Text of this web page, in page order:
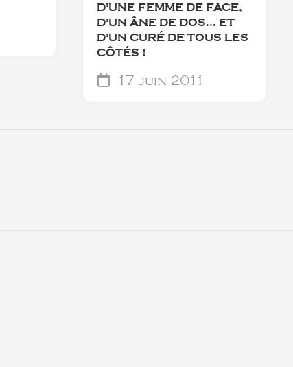
D'UNE FEMME DE FACE,
D'UN ÂNE DE DOS… ET
D'UN CURÉ DE TOUS LES
CÔTÉS !
17 juin 2011